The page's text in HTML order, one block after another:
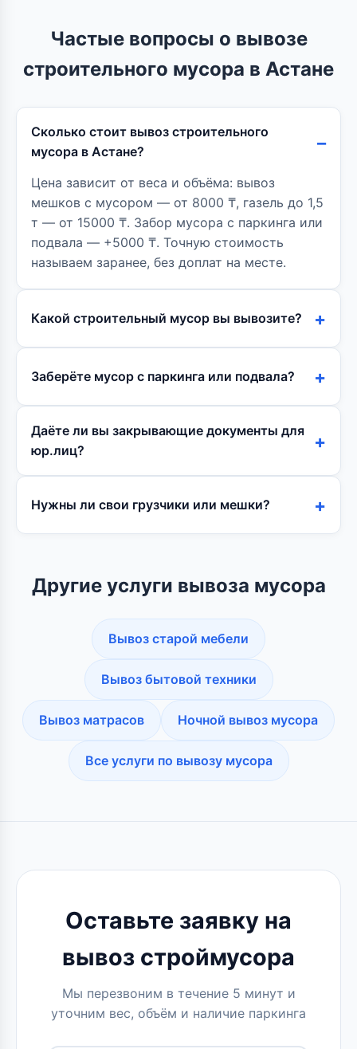
Частые вопросы о вывозе
строительного мусора в Астане
Сколько стоит вывоз строительного
мусора в Астане?
Цена зависит от веса и объёма: вывоз
мешков с мусором — от 8000 ₸, газель до 1,5
т — от 15000 ₸. Забор мусора с паркинга или
подвала — +5000 ₸. Точную стоимость
называем заранее, без доплат на месте.
Какой строительный мусор вы вывозите?
Заберёте мусор с паркинга или подвала?
Даёте ли вы закрывающие документы для
юр.лиц?
Нужны ли свои грузчики или мешки?
Другие услуги вывоза мусора
Вывоз старой мебели
Вывоз бытовой техники
Вывоз матрасов Ночной вывоз мусора
Все услуги по вывозу мусора
Оставьте заявку на
вывоз строймусора
Мы перезвоним в течение 5 минут и
уточним вес, объём и наличие паркинга